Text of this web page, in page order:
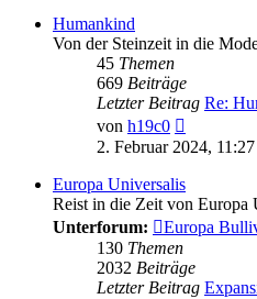
Humankind
Von der Steinzeit in die
45 Themen
669 Beiträge
Letzter Beitrag Re:
von h19c0
Beitrag
2. Februar 2024, 11:27
Europa Universalis
Reist in die Zeit von Europa
Unterforum:
Europa
130 Themen
2032 Beiträge
Letzter Beitrag